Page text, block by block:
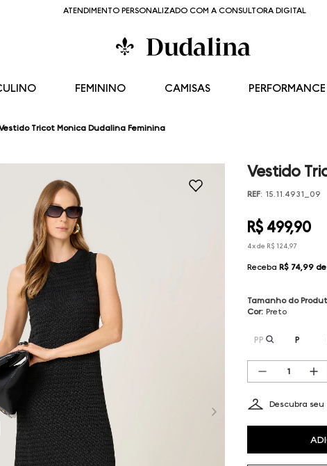
ATENDIMENTO PERSONALIZADO COM A CONSULTORA DIGITAL
FEMININO CAMISAS PERFORMANCE
Tricot Monica Dudalina Feminina
Vestido
REF: 15.11.4931_09
R$ 499,90
4x de R$ 124,97
Receba R$ 74,99
Tamanho do
Cor: Preto
PP P
Descubra